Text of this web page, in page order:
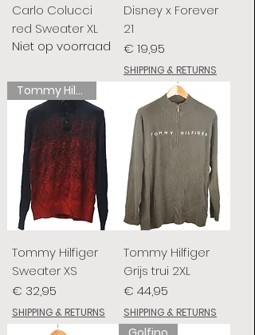
Carlo Colucci
red Sweater XL
Niet op voorraad
Disney x Forever
21
Prijs
€ 19,95
SHIPPING & RETURNS
Tommy Hilfiger
Tommy Hilfiger
Sweater XS
Prijs
€ 32,95
SHIPPING & RETURNS
Tommy Hilfiger
Grijs trui 2XL
Prijs
€ 44,95
SHIPPING & RETURNS